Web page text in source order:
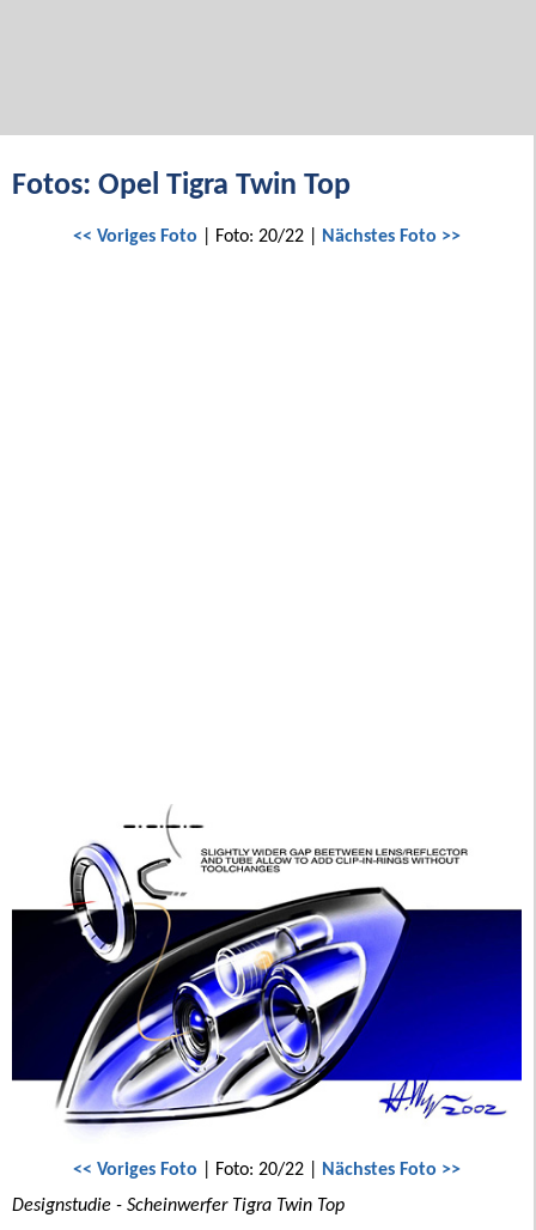
Fotos: Opel Tigra Twin Top
<< Voriges Foto | Foto: 20/22 | Nächstes Foto >>
<< Voriges Foto | Foto: 20/22 |
Nächstes Foto >>
Designstudie - Scheinwerfer Tigra Twin Top